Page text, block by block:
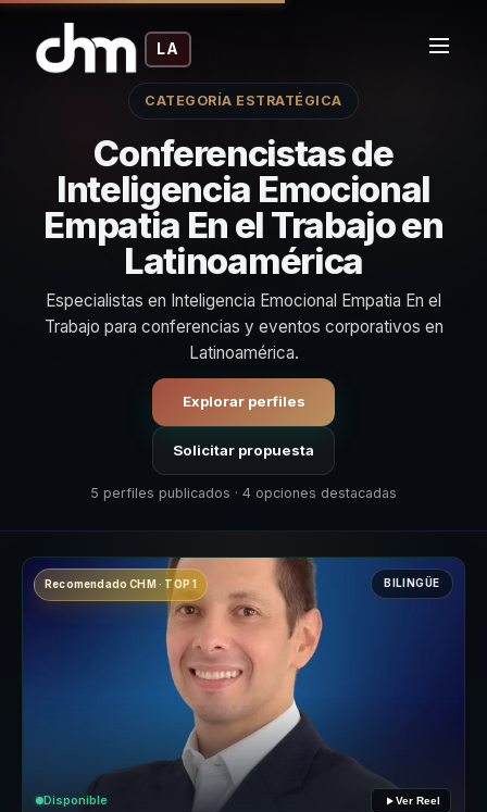
LA
CATEGORÍA ESTRATÉGICA
Conferencistas de
Inteligencia Emocional
Empatia En el Trabajo en
Latinoamérica
Especialistas en Inteligencia Emocional Empatia En el
Trabajo para conferencias y eventos corporativos en
Latinoamérica.
Explorar perfiles
Solicitar propuesta
5 perfiles publicados · 4 opciones destacadas
Recomendado CHM · TOP 1 BILINGÜE
Disponible Ver Reel